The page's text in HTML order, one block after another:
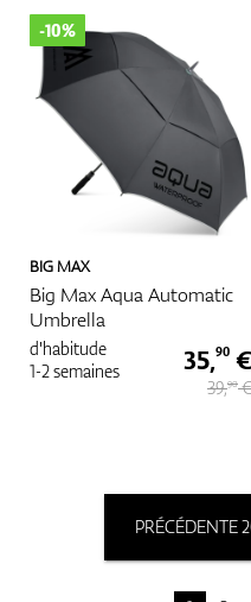
BIG MAX
Big Max Aqua Automatic
Umbrella
-10%
d'habitude
1-2 semaines
35,90 €
39,90
PRÉCÉDENTE